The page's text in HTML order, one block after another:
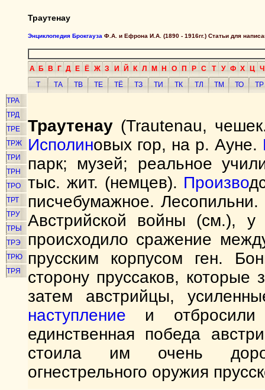
Траутенау
Энциклопедия Брокгауза Ф.А. и Ефрона И.А. (1890 - 1916гг.) Статьи для
А Б В Г Д Е Ё Ж З И Й К Л М Н О П Р С Т У Ф Х Ц Ч
Т
ТА ТВ ТЕ ТЁ ТЗ ТИ ТК ТЛ ТМ ТО
ТР
ТРА
ТРД
ТРЕ
ТРЖ
ТРИ
ТРН
ТРО
ТРТ
ТРУ
ТРЫ
ТРЭ
ТРЮ
ТРЯ
Траутенау (Trautenau,
Исполиновых гор, на р. Ауне.
парк; музей; реальное
тыс. жит. (немцев). Произво
писчебумажное.
Австрийской войны (см.), у
происходило сражение
прусским корпусом ген.
сторону пруссаков, которые
затем австрийцы,
наступление и
единственная победа
стоила им очень
огнестрельного оружия